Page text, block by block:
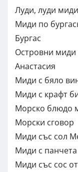
Луди, луди
Миди по
Бургас
Островни миди
Анастасия
Миди с бяло
Миди с крафт
Морско блюдо
Морски сговор
Миди със сол
Миди с
Миди със сос